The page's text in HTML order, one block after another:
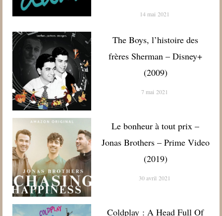
14 mai 2021
The Boys, l’histoire des
frères Sherman – Disney+
(2009)
7 mai 2021
Le bonheur à tout prix –
Jonas Brothers – Prime Video
(2019)
30 avril 2021
Coldplay : A Head Full Of